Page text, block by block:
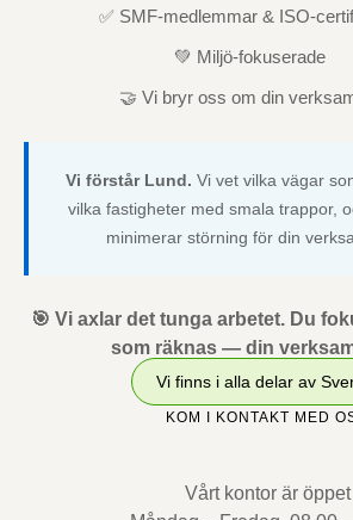
✅ SMF-medlemmar & ISO-
💚 Miljö-fokuserade
🤝 Vi bryr oss om din
Vi förstår Lund. Vi vet vilka vägar
vilka fastigheter med smala trappor,
minimerar störning för din
🎯 Vi axlar det tunga arbetet. Du
som räknas — din
Vi finns i alla delar av
KOM I KONTAKT MED
Vårt kontor är öppet